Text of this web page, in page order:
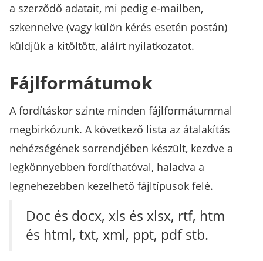
a szerződő adatait, mi pedig e-mailben,
szkennelve (vagy külön kérés esetén postán)
küldjük a kitöltött, aláírt nyilatkozatot.
Fájlformátumok
A fordításkor szinte minden fájlformátummal
megbirkózunk. A következő lista az átalakítás
nehézségének sorrendjében készült, kezdve a
legkönnyebben fordíthatóval, haladva a
legnehezebben kezelhető fájltípusok felé.
Doc és docx, xls és xlsx, rtf, htm
és html, txt, xml, ppt, pdf stb.